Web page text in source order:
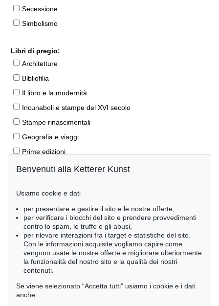
Secessione
Simbolismo
Libri di pregio:
Architetture
Bibliofilia
Il libro e la modernità
Incunaboli e stampe del XVI secolo
Stampe rinascimentali
Geografia e viaggi
Prime edizioni
Manoscritti antichi
Libri per bambini
Lifestyle
Pietre miliari delle scienze naturali
Letteratura classica
Economia e diritto
Meraviglie della natura
Cimelia
Benvenuti alla Ketterer Kunst
Usiamo cookie e dati
per presentare e gestire il sito e le nostre offerte,
per verificare i blocchi del sito e prendere provvedimenti
contro lo spam, le truffe e gli abusi,
per rilevare interazioni fra i target e statistiche del sito.
Con le informazioni acquisite vogliamo capire come
vengono usate le nostre offerte e migliorare ulteriormente
la funzionalità del nostro sito e la qualità dei nostri
contenuti.
Se viene selezionato “Accetta tutti” usiamo i cookie e i dati
anche